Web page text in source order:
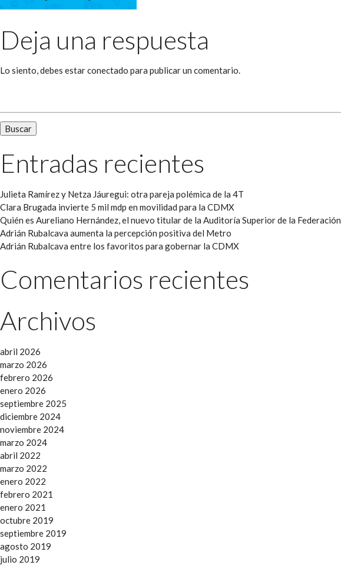
Deja una respuesta
Lo siento, debes estarconectado para publicar un comentario.
Entradas recientes
Julieta Ramírez y Netza Jáuregui: otra pareja polémica de la 4T
Clara Brugada invierte 5 mil mdp en movilidad para la CDMX
Quién es Aureliano Hernández, el nuevo titular de la Auditoría Superior de la Federación
Adrián Rubalcava aumenta la percepción positiva del Metro
Adrián Rubalcava entre los favoritos para gobernar la CDMX
Comentarios recientes
Archivos
abril 2026
marzo 2026
febrero 2026
enero 2026
septiembre 2025
diciembre 2024
noviembre 2024
marzo 2024
abril 2022
marzo 2022
enero 2022
febrero 2021
enero 2021
octubre 2019
septiembre 2019
agosto 2019
julio 2019